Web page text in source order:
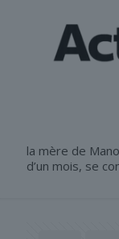
la mère de
d’un mois, se